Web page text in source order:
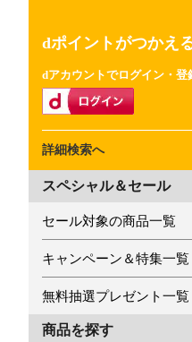
dポイントがつかえ
dアカウントでログイン・登
詳細検索へ
スペシャル＆セール
セール対象の商品一覧
キャンペーン＆特集一覧
無料抽選プレゼント一覧
商品を探す